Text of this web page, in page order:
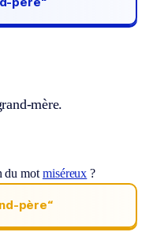
mère.
du mot miséreux ?
père“